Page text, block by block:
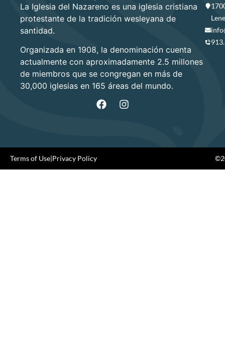
La Iglesia del Nazareno es una iglesia cristiana
protestante de la tradición wesleyana de
santidad.
Organizada en 1908, la denominación cuenta
actualmente con aproximadamente 2.5 millones
de miembros que se congregan en más de
30,000 iglesias en 165 áreas del mundo.
Terms of Use|Privacy Policy